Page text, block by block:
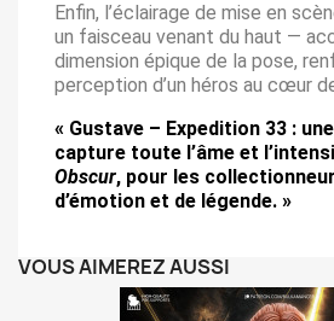
Enfin, l’éclairage de mise en
un faisceau venant du haut —
dimension épique de la pose,
perception d’un héros au cœur
« Gustave – Expedition 33 :
capture toute l’âme et
Obscur, pour les
d’émotion et de légende. »
VOUS AIMEREZ AUSSI